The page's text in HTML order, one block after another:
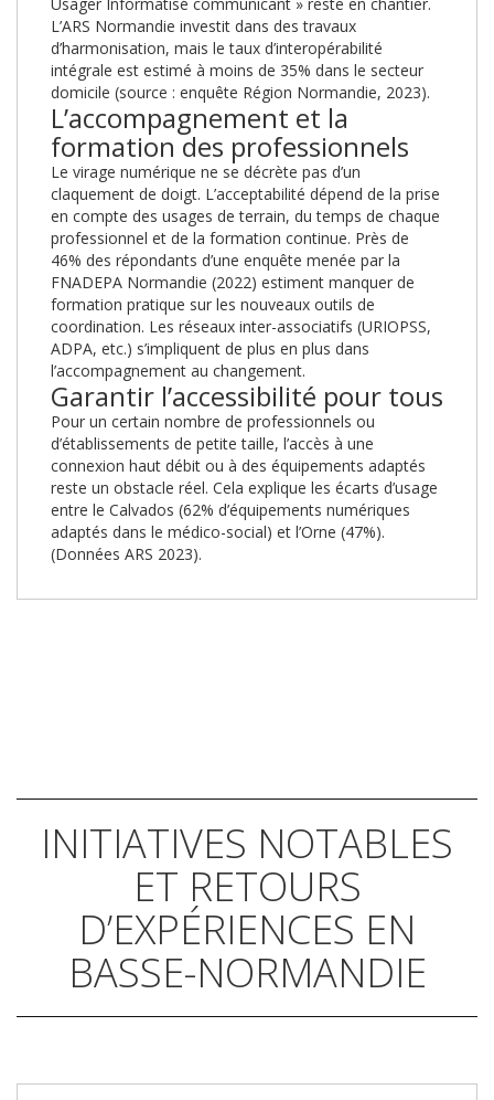
L’ARS Normandie investit dans des travaux
d’harmonisation, mais le taux d’interopérabilité
intégrale est estimé à moins de 35% dans le secteur
domicile (source : enquête Région Normandie, 2023).
L’accompagnement et la
formation des professionnels
Le virage numérique ne se décrète pas d’un
claquement de doigt. L’acceptabilité dépend de la prise
en compte des usages de terrain, du temps de chaque
professionnel et de la formation continue. Près de
46% des répondants d’une enquête menée par la
FNADEPA Normandie (2022) estiment manquer de
formation pratique sur les nouveaux outils de
coordination. Les réseaux inter-associatifs (URIOPSS,
ADPA, etc.) s’impliquent de plus en plus dans
l’accompagnement au changement.
Garantir l’accessibilité pour tous
Pour un certain nombre de professionnels ou
d’établissements de petite taille, l’accès à une
connexion haut débit ou à des équipements adaptés
reste un obstacle réel. Cela explique les écarts d’usage
entre le Calvados (62% d’équipements numériques
adaptés dans le médico-social) et l’Orne (47%).
(Données ARS 2023).
INITIATIVES NOTABLES
ET RETOURS
D’EXPÉRIENCES EN
BASSE-NORMANDIE